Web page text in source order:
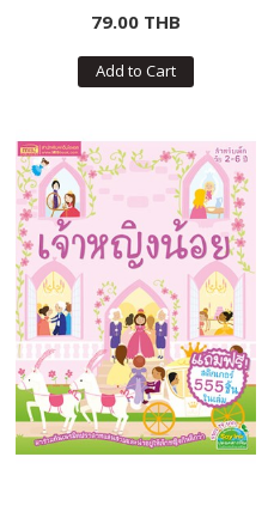
79.00 THB
Add to Cart